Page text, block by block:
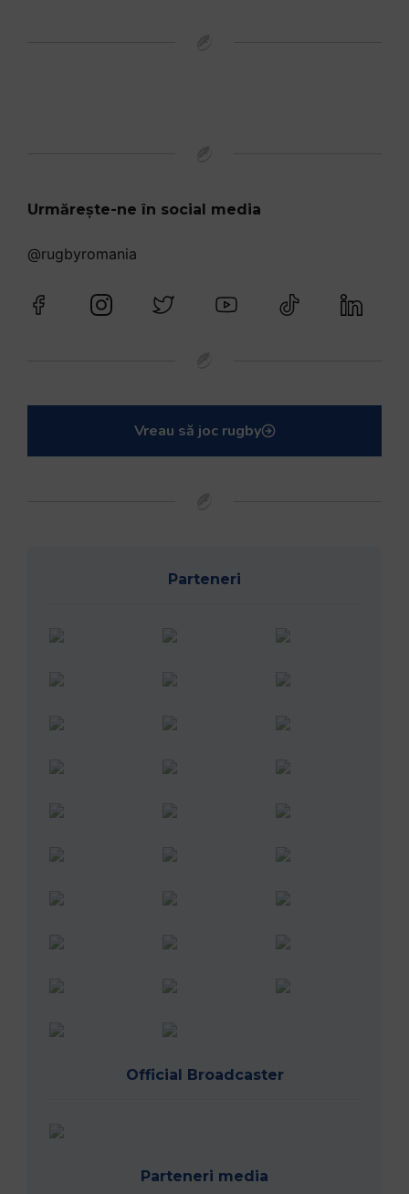
Urmărește-ne în social media
@rugbyromania
Vreau să joc rugby
Parteneri
Official Broadcaster
Parteneri media